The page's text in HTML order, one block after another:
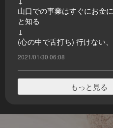
山口での事業はすぐにお金
と知る
↓
(心の中で舌打ち) 行けない
2021/01/30 06:08
もっと見る